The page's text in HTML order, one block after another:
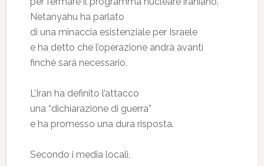
Netanyahu ha parlato
di una minaccia esistenziale per Israele
e ha detto che l’operazione andrà avanti
finché sarà necessario.
L’Iran ha definito l’attacco
una “dichiarazione di guerra”
e ha promesso una dura risposta.
Secondo i media locali,